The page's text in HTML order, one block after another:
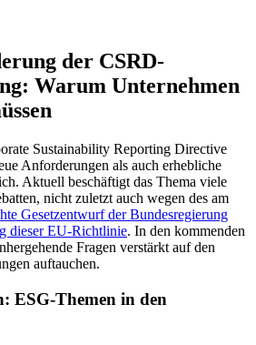
der CSRD-
Warum Unternehmen
Sustainability Reporting Directive
Anforderungen als auch erhebliche
Aktuell beschäftigt das Thema viele
nicht zuletzt auch wegen des am
Gesetzentwurf der Bundesregierung
dieser EU-Richtlinie. In den kommenden
Fragen verstärkt auf den
auftauchen.
ESG-Themen in den